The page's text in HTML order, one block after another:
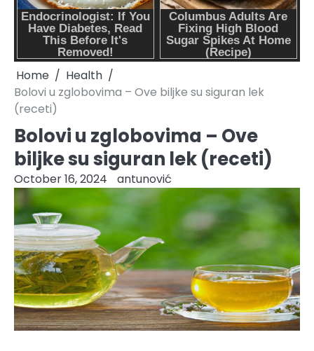
Home
Health
Bolovi u zglobovima – Ove biljke su siguran lek
(receti)
Bolovi u zglobovima – Ove
biljke su siguran lek (receti)
October 16, 2024 antunović